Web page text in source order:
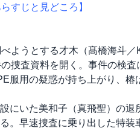
らすじと見どころ】
ようとする才木（髙橋海斗
捜査資料を開く。事件の検
服用の疑惑が持ち上がり、椿
にいた美和子（真飛聖）の
。早速捜査に乗り出した特